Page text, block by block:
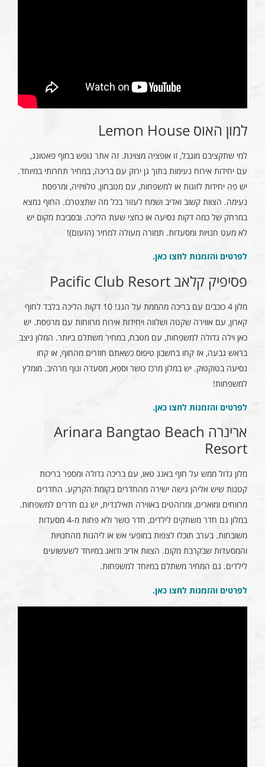
למון האוס Lemon House
למי שתקציבם מוגבל, זו אופציה מצוינת. זה אתר נופש בחוף פאטונג,
עם יחידות אירוח נעימות בתוך גן ירוק עם בריכה, במחיר תחרותי במיוחד.
יש פה יחידות לזוגות או למשפחות, עם מטבחון, טלוויזיה, ומרפסת
נעימה. הצוות קשוב ואדיב ושמח לעזור בכל מה שתצטרכו. החוף נמצא
במרחק של כמה דקות נסיעה או כחצי שעת הליכה. ובסביבת מקום יש
לא מעט חנויות ומסעדות. תמורה מעולה למחיר (הזעום)!
לפרטים והזמנות לחצו כאן.
פסיפיק קלאב Pacific Club Resort
מלון 4 כוכבים עם בריכה מהממת על הגג! 10 דקות הליכה בלבד לחוף
קארון, עם אווירה שקטה ושלווה ויחידות אירוח מרווחות עם מרפסת. יש
כאן וילה גדולה למשפחות, עם מטבח, במחיר משתלם ביותר. המלון ניצב
בראש גבעה, אז קחו בחשבון טיפוס כשאתם חוזרים מהחוף, או קחו
נסיעה בטוקטוק. יש במלון מרכז כושר וספא, מסעדה ונוף מרהיב. מומלץ
למשפחות!
לפרטים והזמנות לחצו כאן.
ארינרה Arinara Bangtao Beach
Resort
מלון גדול ממש על חוף באנג טאו, עם בריכה גדולה ומספר בריכות
קטנות שיש אליהן גישה ישירה מהחדרים בקומת הקרקע. החדרים
מרווחים ומוארים, ומרוהטים באווירה תאילנדית, יש גם חדרים למשפחות.
במלון גם חדר משחקים לילדים, חדר כושר ולא פחות מ-4 מסעדות
משובחות. בערב תוכלו לצפות במופעי אש או ליהנות מהחנויות
והמסעדות שבקרבת מקום. הצוות אדיב ודואג במיוחד לשעשועים
לילדים. גם המחיר משתלם במיוחד למשפחות.
לפרטים והזמנות לחצו כאן.